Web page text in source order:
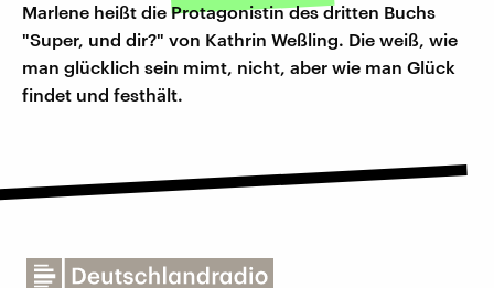
Marlene heißt die Protagonistin des dritten Buchs
"Super, und dir?" von Kathrin Weßling. Die weiß, wie
man glücklich sein mimt, nicht, aber wie man Glück
findet und festhält.